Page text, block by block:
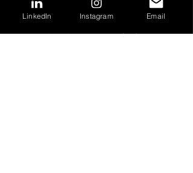
Nous comprenons que chaque
entreprise a une histoire unique à
raconter et sommes ravis de
LinkedIn Instagram Email